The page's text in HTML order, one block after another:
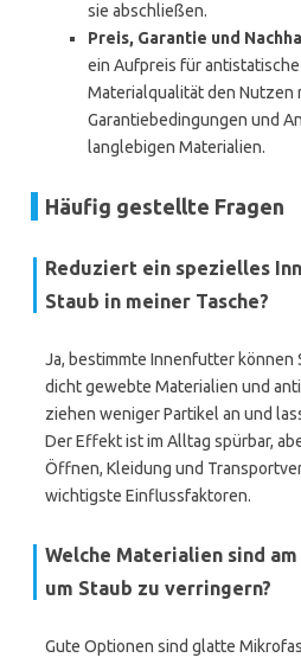
sie abschließen.
Preis, Garantie und
ein Aufpreis für
Materialqualität den Nutzen
Garantiebedingungen und
langlebigen Materialien.
Häufig gestellte Fragen
Reduziert ein spezielles
Staub in meiner Tasche?
Ja, bestimmte Innenfutter können
dicht gewebte Materialien und
ziehen weniger Partikel an und
Der Effekt ist im Alltag spürbar,
Öffnen, Kleidung und
wichtigste Einflussfaktoren.
Welche Materialien sind
um Staub zu verringern?
Gute Optionen sind glatte